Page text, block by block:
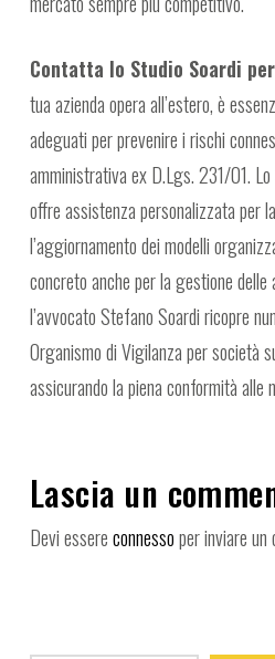
Contatta lo Studio Soardi
tua azienda opera all’estero, è
adeguati per prevenire i rischi
amministrativa ex D.Lgs. 231/01.
offre assistenza personalizzata per
l’aggiornamento dei modelli
concreto anche per la gestione
l’avvocato Stefano Soardi ricopre
Organismo di Vigilanza per società
assicurando la piena conformità alle
Lascia un
Devi essereconnessoper inviare un